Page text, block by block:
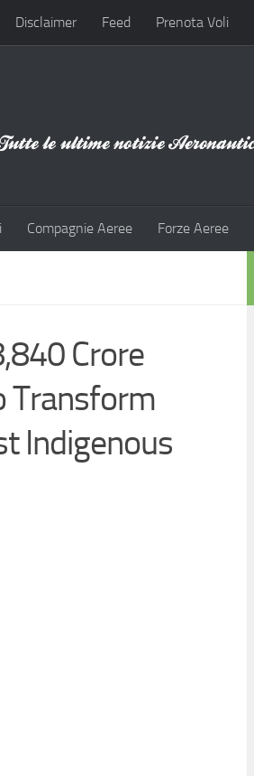
Disclaimer Feed Prenota Voli
Compagnie Aeree Forze Aeree
Crore
Transform
Indigenous